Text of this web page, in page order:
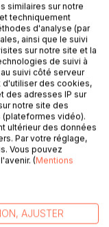
un lent
unissent le crime
similaires sur notre
techniquement
d'analyse (par
ainsi que le suivi
sur notre site et la
de suivi à
suivi côté serveur
d'utiliser des cookies,
des adresses IP sur
notre site des
(plateformes vidéo).
ultérieur des données
Par votre réglage,
Vous pouvez
(Mentions
AJUSTER